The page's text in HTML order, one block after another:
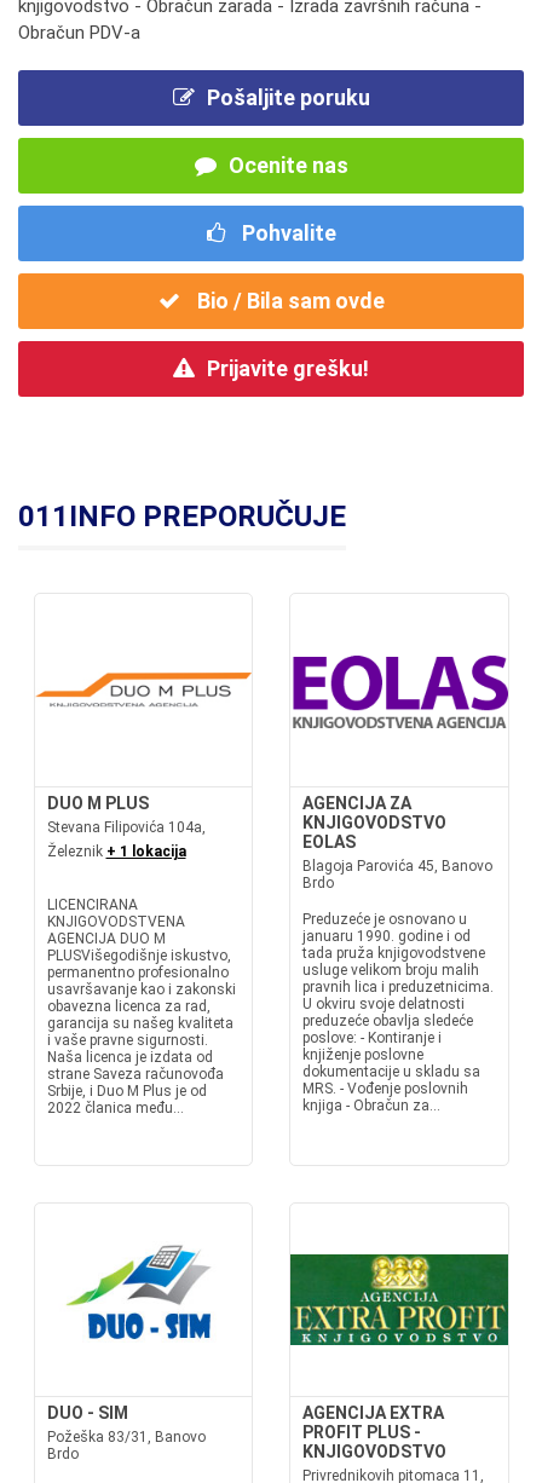
knjigovodstvo - Obračun zarada - Izrada završnih računa -
Obračun PDV-a
Pošaljite poruku
Ocenite nas
Pohvalite
Bio / Bila sam ovde
Prijavite grešku!
011INFO PREPORUČUJE
DUO M PLUS
Stevana Filipovića 104a,
Železnik + 1 lokacija
LICENCIRANA
KNJIGOVODSTVENA
AGENCIJA DUO M
PLUSVišegodišnje iskustvo,
permanentno profesionalno
usavršavanje kao i zakonski
obavezna licenca za rad,
garancija su našeg kvaliteta
i vaše pravne sigurnosti.
Naša licenca je izdata od
strane Saveza računovođa
Srbije, i Duo M Plus je od
2022 članica među...
AGENCIJA ZA
KNJIGOVODSTVO
EOLAS
Blagoja Parovića 45, Banovo
Brdo
Preduzeće je osnovano u
januaru 1990. godine i od
tada pruža knjigovodstvene
usluge velikom broju malih
pravnih lica i preduzetnicima.
U okviru svoje delatnosti
preduzeće obavlja sledeće
poslove: - Kontiranje i
knjiženje poslovne
dokumentacije u skladu sa
MRS. - Vođenje poslovnih
knjiga - Obračun za...
DUO - SIM
Požeška 83/31, Banovo
Brdo
AGENCIJA EXTRA
PROFIT PLUS -
KNJIGOVODSTVO
Privrednikovih pitomaca 11,